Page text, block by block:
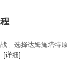
、选择达姆施塔特原
[详细]